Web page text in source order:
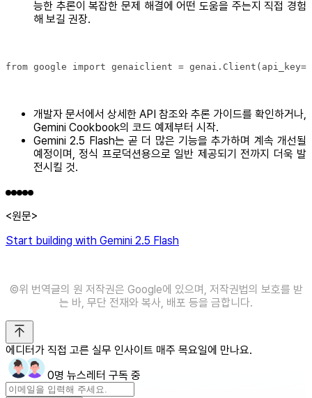
능한 추론이 복잡한 문제 해결에 어떤 도움을 주는지 직접 경험
해 보길 권장.
from google import genaiclient =
개발자 문서에서 상세한 API 참조와 추론 가이드를 확인하거나,
Gemini Cookbook의 코드 예제부터 시작.
Gemini 2.5 Flash는 곧 더 많은 기능을 추가하며 계속 개선될
예정이며, 정식 프로덕션용으로 일반 제공되기 전까지 더욱 발
전시킬 것.
<원문>
Start building with Gemini 2.5 Flash
©위 번역글의 원 저작권은 Google에 있으며, 저작권법의 보호를 받
는 바, 무단 전재와 복사, 배포 등을 금합니다.
에디터가 직접 고른 실무 인사이트 매주 목요일에 만나요.
0명 뉴스레터 구독 중